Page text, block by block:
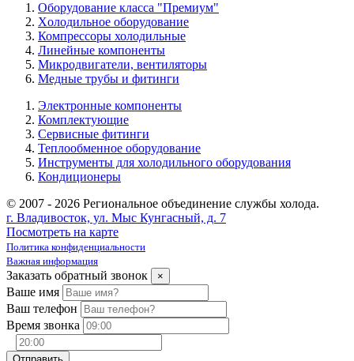
Оборудование класса "Премиум"
Xолодильное оборудование
Компрессоры холодильные
Линейные компоненты
Микродвигатели, вентиляторы
Медные трубы и фитинги
Электронные компоненты
Комплектующие
Сервисные фитинги
Теплообменное оборудование
Инструменты для холодильного оборудования
Кондиционеры
© 2007 - 2026 Региональное объединение службы холода.
г. Владивосток, ул. Мыс Кунгасный, д. 7
Посмотреть на карте
Политика конфиденциальности
Важная информация
Заказать обратный звонок ×
Ваше имя
Ваш телефон
Время звонка